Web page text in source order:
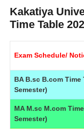
Kakatiya
Time Table
Exam Schedule/
BA B.sc B.com
Semester)
MA M.sc M.com
Semester)